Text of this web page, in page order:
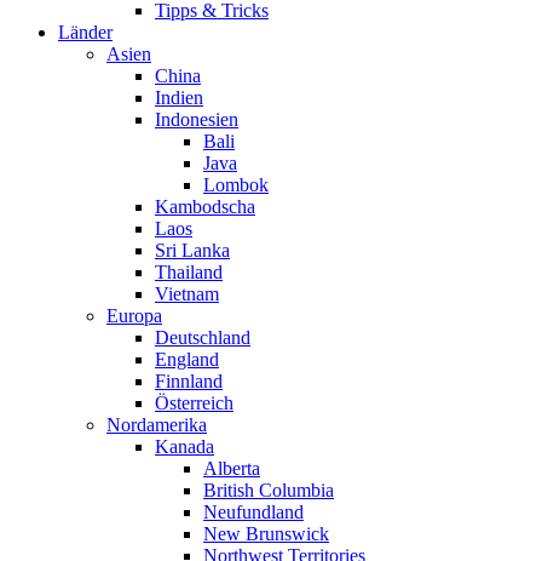
Tipps & Tricks
Länder
Asien
China
Indien
Indonesien
Bali
Java
Lombok
Kambodscha
Laos
Sri Lanka
Thailand
Vietnam
Europa
Deutschland
England
Finnland
Österreich
Nordamerika
Kanada
Alberta
British Columbia
Neufundland
New Brunswick
Northwest Territories